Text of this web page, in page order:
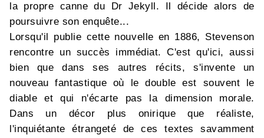
la propre canne du Dr Jekyll. Il décide alors de
poursuivre son enquête...
Lorsqu'il publie cette nouvelle en 1886, Stevenson
rencontre un succès immédiat. C'est qu'ici, aussi
bien que dans ses autres récits, s'invente un
nouveau fantastique où le double est souvent le
diable et qui n'écarte pas la dimension morale.
Dans un décor plus onirique que réaliste,
l'inquiétante étrangeté de ces textes savamment